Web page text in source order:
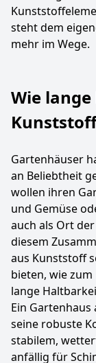
steht dem
mehr im Wege.
Wie
Gartenhäuser
an Beliebtheit
wollen ihren
und Gemüse
auch als Ort
diesem
aus Kunststoff
bieten, wie
lange
Ein
seine robuste
stabilem,
anfällig für